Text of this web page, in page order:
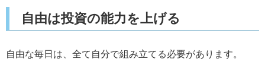
自由は投資の能力を上げる
自由な毎日は、全て自分で組み立てる必要があります。